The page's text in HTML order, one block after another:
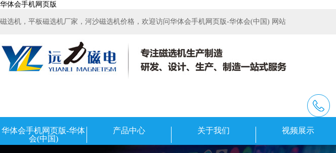
华体会手机网页版
磁选机，平板磁选机厂家，河沙磁选机价格，欢迎访问华体会手机网页版-华体会(中国) 网站
华体会手机网页版-华体
会(中国)
产品中心 关于我们 视频展示